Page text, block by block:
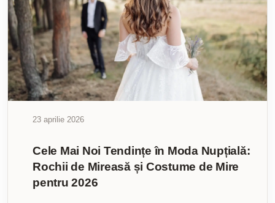
23 aprilie 2026
Cele Mai Noi Tendințe în Moda Nupțială:
Rochii de Mireasă și Costume de Mire
pentru 2026